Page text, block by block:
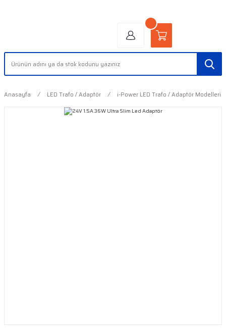
Anasayfa LED Trafo / Adaptör i-Power LED Trafo / Adaptör Modelleri